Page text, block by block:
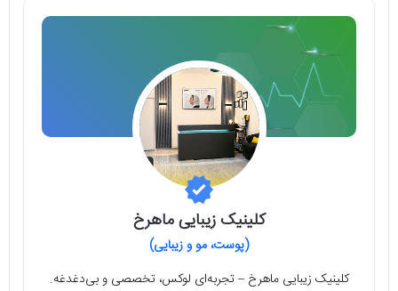
کلینیک زیبایی ماهرخ
(پوست، مو و زیبایی)
کلینیک زیبایی ماهرخ – تجربه‌ای لوکس، تخصصی و بی‌دغدغه.